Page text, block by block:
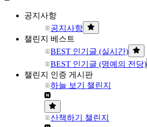
공지사항
공지사항
챌린지 베스트
BEST 인기글 (실시간)
BEST 인기글 (명예의 전당)
챌린지 인증 게시판
하늘 보기 챌린지
산책하기 챌린지